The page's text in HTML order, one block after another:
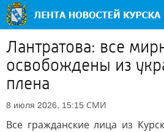
Лантратова: все
освобождены из
плена
8 июля 2026, 15:15 СМИ
Все гражданские лица из